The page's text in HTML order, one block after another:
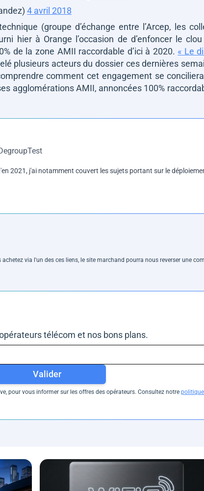
4 avril 2018
(groupe d’échange entre l’Arcep, les
hier à Orange l’occasion de d’enfoncer le
de la zone AMII raccordable d’ici à 2020. « Le
plusieurs acteurs du dossier ces dernières
comment cet engagement se
agglomérations AMII, annoncées 100%
2021, j'ai notamment couvert les sujets portant sur le
via l'un des ces liens, le site marchand pourra nous reverser une
télécom et nos bons plans.
Valider
pour vous informer sur les offres des opérateurs. Consultez notre